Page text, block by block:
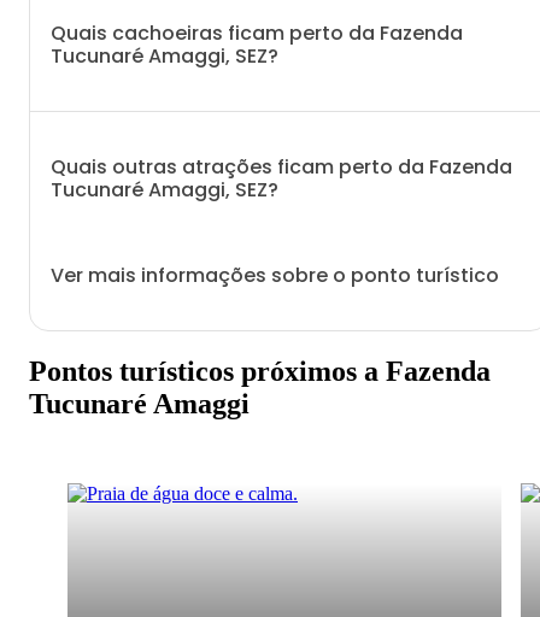
Quais cachoeiras ficam perto da Fazenda
Tucunaré Amaggi, SEZ?
Quais outras atrações ficam perto da Fazenda
Tucunaré Amaggi, SEZ?
Ver mais informações sobre o ponto turístico
Pontos turísticos próximos a Fazenda
Tucunaré Amaggi